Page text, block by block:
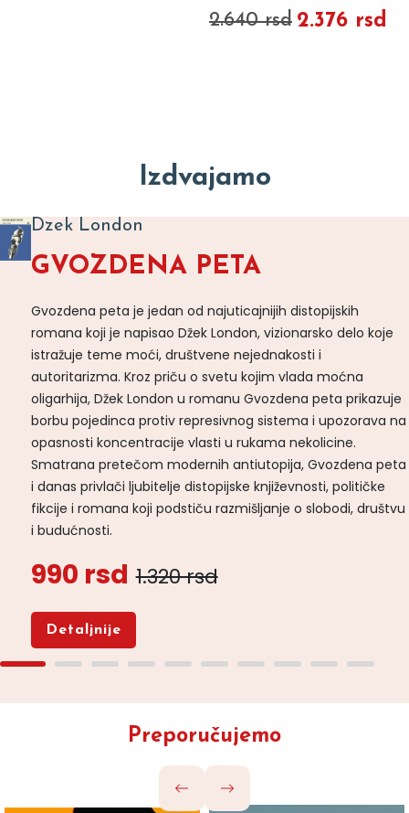
2.640 rsd 2.376 rsd
Izdvajamo
Dzek London
GVOZDENA PETA
Gvozdena peta je jedan od najuticajnijih distopijskih
romana koji je napisao Džek London, vizionarsko delo koje
istražuje teme moći, društvene nejednakosti i
autoritarizma. Kroz priču o svetu kojim vlada moćna
oligarhija, Džek London u romanu Gvozdena peta prikazuje
borbu pojedinca protiv represivnog sistema i upozorava na
opasnosti koncentracije vlasti u rukama nekolicine.
Smatrana pretečom modernih antiutopija, Gvozdena peta
i danas privlači ljubitelje distopijske književnosti, političke
fikcije i romana koji podstiču razmišljanje o slobodi, društvu
i budućnosti.
990 rsd 1.320 rsd
Detaljnije
Preporučujemo